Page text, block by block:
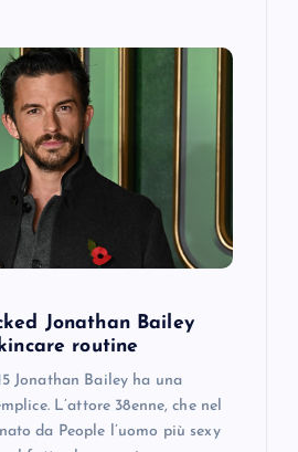
Jonathan Bailey
routine
Jonathan Bailey ha una
L’attore 38enne, che nel
da People l’uomo più sexy